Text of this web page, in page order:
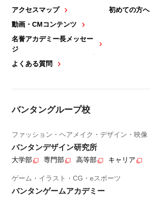
アクセスマップ
動画・CMコンテンツ
名誉アカデミー長メッセー
ジ
よくある質問
初めての方へ
バンタングループ校
ファッション・ヘアメイク・デザイン・映像
バンタンデザイン研究所
大学部 専門部 高等部 キャリア
ゲーム・イラスト・CG・eスポーツ
バンタンゲームアカデミー